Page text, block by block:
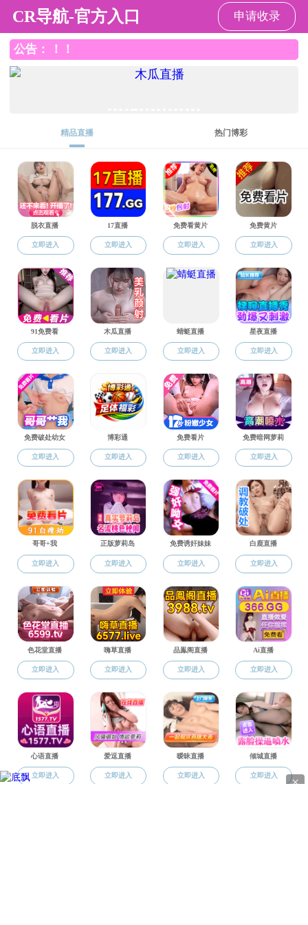
直播app
科学研究
通知公告
学术交流
地方服务
科研平台
研究成果
政策制度
政策制度
宁波大学关于印
宁波大学关于印
宁大政〔2024
宁大政〔2024
宁大政〔2024
1
电话
版权所有 © 直播app-午夜直播app